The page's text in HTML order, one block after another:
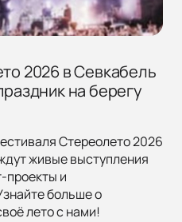
2026 в Севкабель
на берегу
Стереолето 2026
живые выступления
проекты и
больше о
лето с нами!